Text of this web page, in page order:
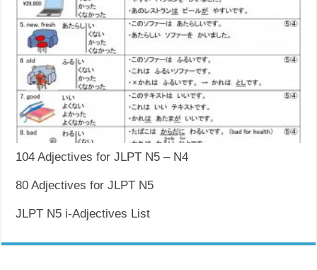
104 Adjectives for JLPT N5 – N4
80 Adjectives for JLPT N5
JLPT N5 i-Adjectives List